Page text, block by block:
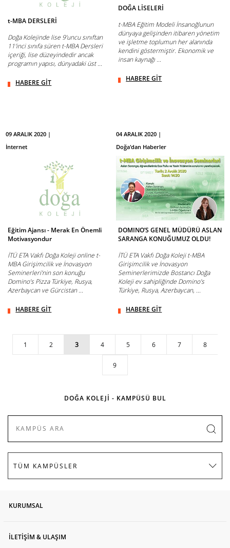
t-MBA DERSLERİ
Doğa Kolejinde lise 9’uncu sınıftan
11’inci sınıfa süren t-MBA Dersleri
içeriği, lise düzeyindedir ancak
programın yapısı, dünyadaki üst ...
HABERE GİT
DOĞA LİSELERİ
t-MBA Eğitim Modeli İnsanoğlunun
dünyaya gelişinden itibaren yönetim
ve işletme toplumun her alanında
kendini göstermiştir. Ekonomik ve
insan kaynağı ...
HABERE GİT
09 ARALIK 2020 |
İnternet
Eğitim Ajansı - Merak En Önemli
Motivasyondur
İTÜ ETA Vakfı Doğa Koleji online t-
MBA Girişimcilik ve İnovasyon
Seminerleri’nin son konuğu
Domino’s Pizza Türkiye, Rusya,
Azerbaycan ve Gürcistan ...
HABERE GİT
04 ARALIK 2020 |
Doğa'dan Haberler
DOMINO’S GENEL MÜDÜRÜ ASLAN
SARANGA KONUĞUMUZ OLDU!
İTÜ ETA Vakfı Doğa Koleji t-MBA
Girişimcilik ve İnovasyon
Seminerlerimizde Bostancı Doğa
Koleji ev sahipliğinde Domino’s
Türkiye, Rusya, Azerbaycan, ...
HABERE GİT
1 2 3 4 5 6 7 8
9
DOĞA KOLEJİ - KAMPÜSÜ BUL
KURUMSAL
İLETİŞİM & ULAŞIM